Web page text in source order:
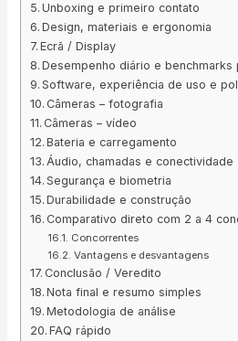
Unboxing e primeiro contato
Design, materiais e ergonomia
Ecrã / Display
Desempenho diário e benchmarks
Software, experiência de uso e
Câmeras – fotografia
Câmeras – vídeo
Bateria e carregamento
Áudio, chamadas e conectividade
Segurança e biometria
Durabilidade e construção
Comparativo direto com 2 a 4
Concorrentes
Vantagens e desvantagens
Conclusão / Veredito
Nota final e resumo simples
Metodologia de análise
FAQ rápido